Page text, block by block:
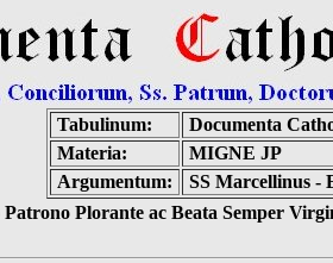
Tabulinum:
Documenta
Materia:
MIGNE JP
Argumentum:
SS Marcellinus -
Plorante ac Beata Semper